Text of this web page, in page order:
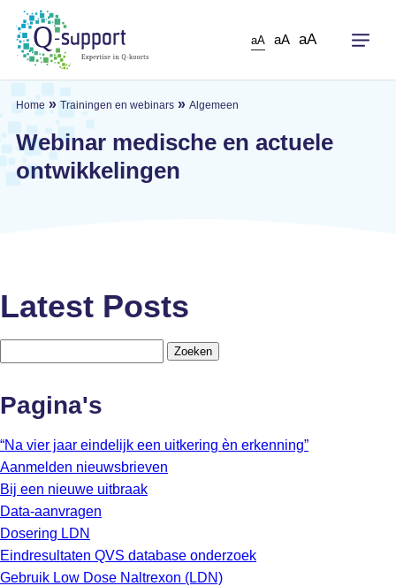
Skip
main
content
aA aA aA
Home » Trainingen en webinars» Algemeen
Webinar medische en actuele
ontwikkelingen
Latest Posts
Pagina's
“Na vier jaar eindelijk een uitkering èn erkenning”
Aanmelden nieuwsbrieven
Bij een nieuwe uitbraak
Data-aanvragen
Dosering LDN
Eindresultaten QVS database onderzoek
Gebruik Low Dose Naltrexon (LDN)